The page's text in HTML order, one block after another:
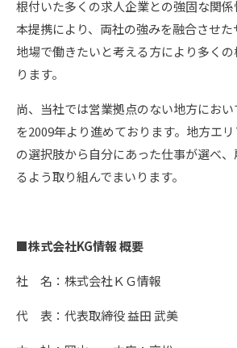
根付いた多くの求人企業との強固な関係
本提携により、両社の強みを融合させた
地場で働きたいと考える方により多く
ります。
尚、当社では営業拠点のない地方にお
を2009年より進めております。地方エ
の選択肢から自分にあった仕事が選べ
るよう取り組んでまいります。
■株式会社KG情報 概要
社 名：株式会社ＫＧ情報
代 表：代表取締役 益田 武美